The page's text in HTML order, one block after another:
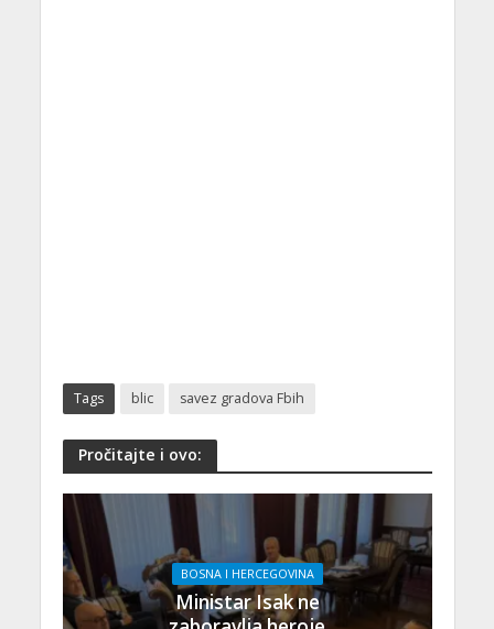
Tags blic savez gradova Fbih
Pročitajte i ovo:
BOSNA I HERCEGOVINA
Ministar Isak ne